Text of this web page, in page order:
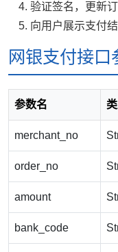
验证签名，更新
向用户展示支付
网银支付接口
参数名
merchant_no
order_no
amount
bank_code